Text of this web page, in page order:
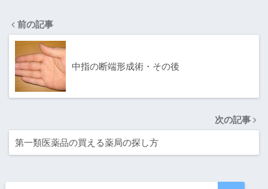
前の記事
中指の断端形成術・その後
次の記事
第一類医薬品の買える薬局の探し方